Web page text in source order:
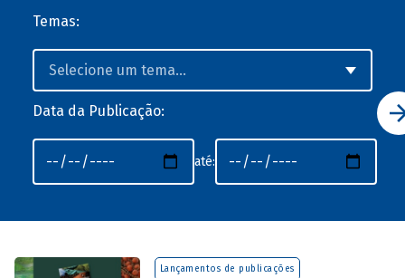
Temas:
Data da Publicação:
até:
Lançamentos de publicações